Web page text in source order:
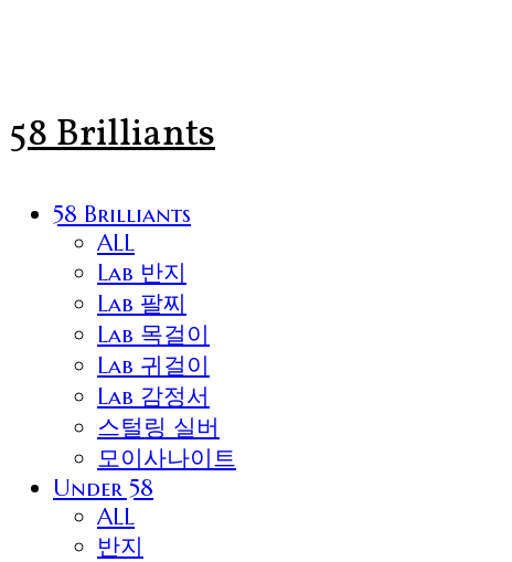
58 Brilliants
58 Brilliants
ALL
Lab 반지
Lab 팔찌
Lab 목걸이
Lab 귀걸이
Lab 감정서
스털링 실버
모이사나이트
Under 58
ALL
반지